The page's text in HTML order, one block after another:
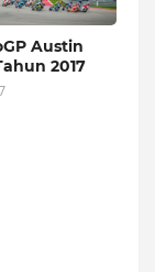
Austin
2017